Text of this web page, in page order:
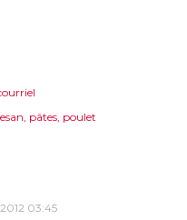
pâtes poulet
03:45